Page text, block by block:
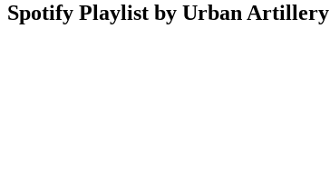
Spotify Playlist by Urban Artillery